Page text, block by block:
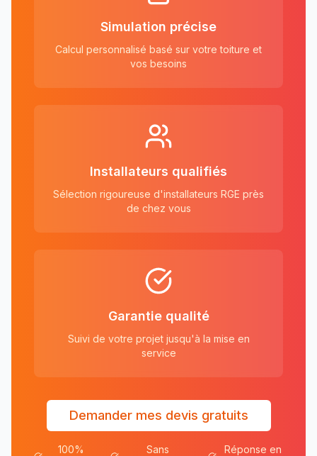
Simulation précise
Calcul personnalisé basé sur votre toiture et
vos besoins
Installateurs qualifiés
Sélection rigoureuse d'installateurs RGE près
de chez vous
Garantie qualité
Suivi de votre projet jusqu'à la mise en
service
Demander mes devis gratuits
100%
Sans
Réponse en